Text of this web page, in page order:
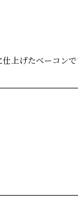
上げたベーコン